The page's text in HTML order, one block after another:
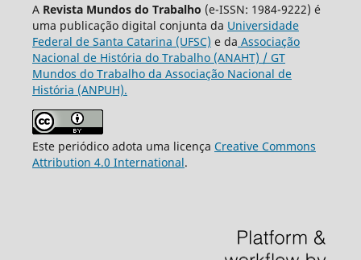
A Revista Mundos do Trabalho (e-ISSN: 1984-9222) é
uma publicação digital conjunta da Universidade
Federal de Santa Catarina (UFSC) e da Associação
Nacional de História do Trabalho (ANAHT) / GT
Mundos do Trabalho da Associação Nacional de
História (ANPUH).
Este periódico adota uma licença Creative Commons
Attribution 4.0 International.